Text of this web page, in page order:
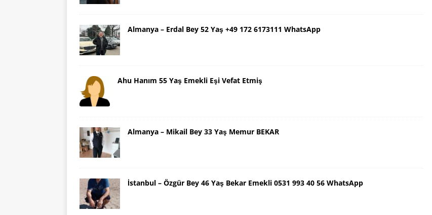
Almanya – Erdal Bey 52 Yaş +49 172 6173111 WhatsApp
Ahu Hanım 55 Yaş Emekli Eşi Vefat Etmiş
Almanya – Mikail Bey 33 Yaş Memur BEKAR
İstanbul – Özgür Bey 46 Yaş Bekar Emekli 0531 993 40 56 WhatsApp